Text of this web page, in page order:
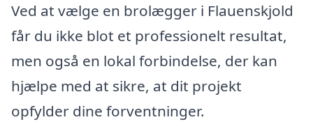
Ved at vælge en brolægger i Flauenskjold
får du ikke blot et professionelt resultat,
men også en lokal forbindelse, der kan
hjælpe med at sikre, at dit projekt
opfylder dine forventninger.